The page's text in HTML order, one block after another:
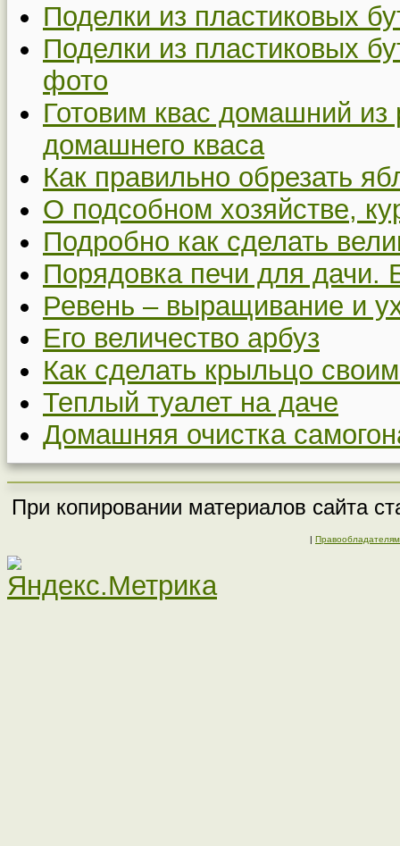
Поделки из пластиковых
Поделки из пластиковых
фото
Готовим квас домашний
домашнего кваса
Как правильно обрезать
О подсобном хозяйстве,
Подробно как сделать
Порядовка печи для дачи.
Ревень – выращивание и
Его величество арбуз
Как сделать крыльцо
Теплый туалет на даче
Домашняя очистка
При копировании материалов сайта
| Правообладателям